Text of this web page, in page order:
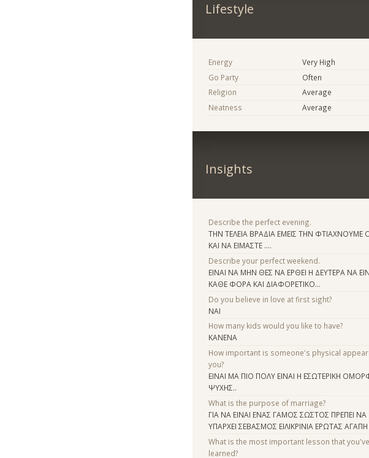
Lifestyle
Energy
Very High
Go Party
Often
Religion
Average
Neatness
Average
Insights
Describe the perfect evening.
ΤΗΝ ΤΕΛΕΙΑ ΒΡΑΔΙΑ ΕΜΕΙΣ ΤΗΝ ΦΤΙΑΧΝΟΥΜΕ
ΚΑΙ ΝΑ ΕΙΜΑΣΤΕ ....
Describe your perfect weekend.
ΕΙΝΑΙ ΝΑ ΜΗΝ ΘΕΣ ΝΑ ΕΡΘΕΙ Η ΔΕΥΤΕΡΑ ΝΑ
ΚΑΘΕ ΦΟΡΑ ΚΑΙ ΔΙΑΦΟΡΕΤΙΚΟ...
Do you believe in love at first sight?
ΝΑΙ
How many kids would you like to have?
ΚΑΝΕΝΑ
How important is someone's physical
you?
ΕΙΝΑΙ ΜΑ ΠΙΟ ΠΟΛΥ ΕΙΝΑΙ Η ΕΣΩΤΕΡΙΚΗ
ΨΥΧΗΣ..
What is the purpose of marriage?
ΓΙΑ ΝΑ ΕΙΝΑΙ ΕΝΑΣ ΓΑΜΟΣ ΣΩΣΤΟΣ ΠΡΕΠΕΙ ΝΑ
ΥΠΑΡΧΕΙ ΣΕΒΑΣΜΟΣ ΕΙΛΙΚΡΙΝΙΑ ΕΡΩΤΑΣ ΑΓΑΠΗ
What is the most important lesson that you've
learned?